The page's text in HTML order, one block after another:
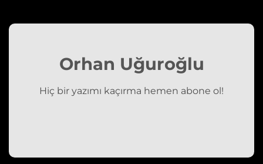
Orhan Uğuroğlu
Hiç bir yazımı kaçırma hemen abone ol!